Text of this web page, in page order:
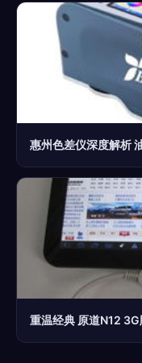
惠州色差仪深度解析
重温经典 原道N12